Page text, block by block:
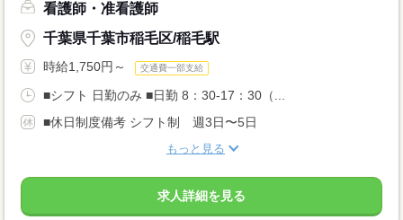
看護師・准看護師
千葉県千葉市稲毛区/稲毛駅
時給1,750円～ 交通費一部支給
■シフト 日勤のみ ■日勤 8：30-17：30（...
■休日制度備考 シフト制 週3日〜5日
もっと見る
求人詳細を見る